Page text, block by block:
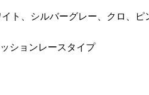
イト、シルバーグレー、クロ、
ションレースタイプ